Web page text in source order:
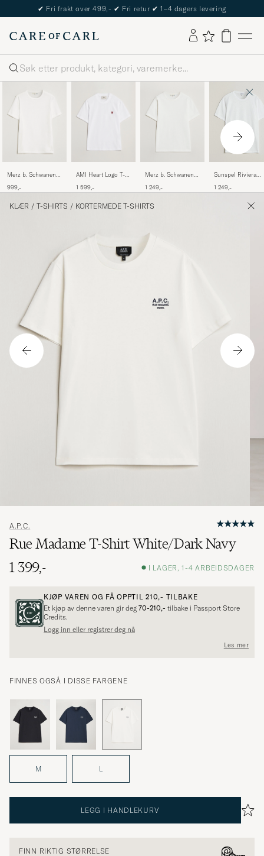
The Care of Carl Passport
Søk
Merz b. Schwanen
Loopwheeled T-shirt
999,-
AMI Heart Logo T-
1 599,-
Merz b. Schwanen
Loopwheeled T-
1 249,-
Sunspel Riviera
White
1 249,-
KLÆR / T-SHIRTS / KORTERMEDE T-SHIRTS
A.P.C.
Rue Madame T-Shirt White/Dark Navy
1 399,-
I LAGER, 1-4 ARBEIDSDAGER
KJØP VAREN OG FÅ OPPTIL210,- TILBAKE
Et kjøp av denne varen gir deg 70-210,- tilbake i Passport Store
Credits.
Logg inn eller registrer deg nå
Les mer
FINNES OGSÅ I DISSE FARGENE
M L
LEGG I HANDLEKURV
FINN RIKTIG STØRRELSE